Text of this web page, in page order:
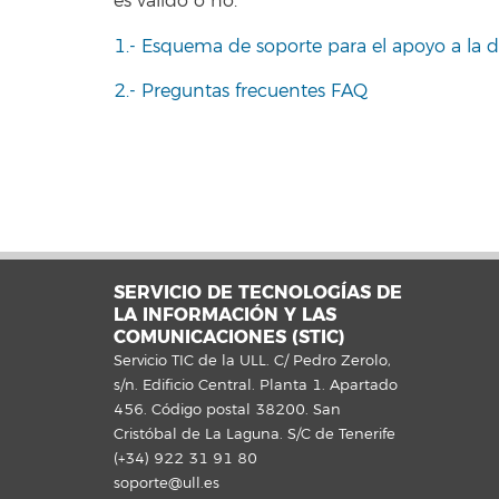
1.- Esquema de soporte para el apoyo a la
2.- Preguntas frecuentes FAQ
SERVICIO DE TECNOLOGÍAS DE
LA INFORMACIÓN Y LAS
COMUNICACIONES (STIC)
Servicio TIC de la ULL. C/ Pedro Zerolo,
s/n. Edificio Central. Planta 1. Apartado
456. Código postal 38200. San
Cristóbal de La Laguna. S/C de Tenerife
(+34) 922 31 91 80
soporte@ull.es